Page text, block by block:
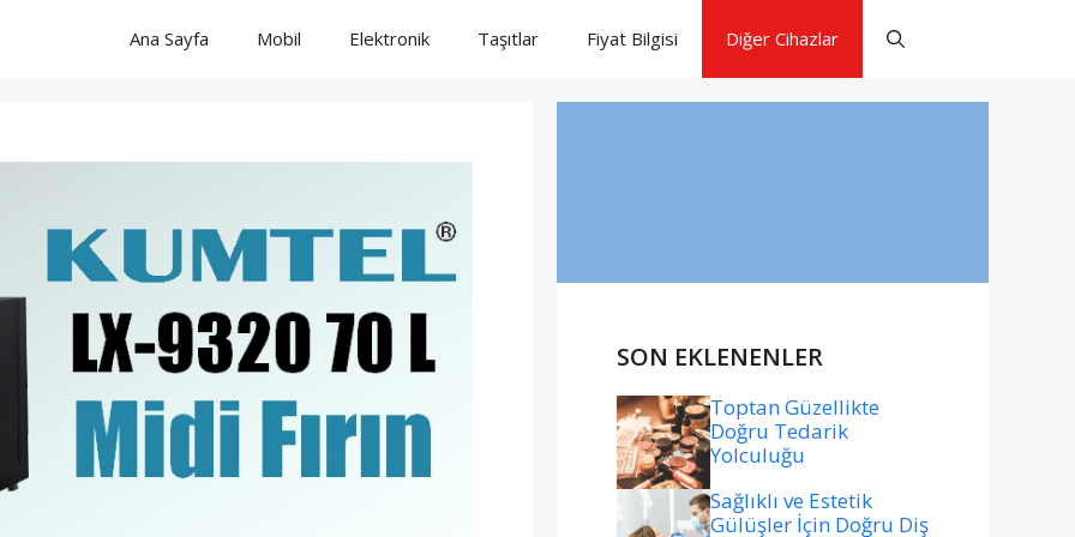
Ana Sayfa Mobil Elektronik Taşıtlar Fiyat Bilgisi Diğer Cihazlar
SON EKLENENLER
Toptan Güzellikte
Doğru Tedarik
Yolculuğu
Sağlıklı ve Estetik
Gülüşler İçin Doğru Diş